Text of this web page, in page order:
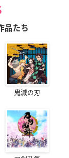
品たち
鬼滅の刃